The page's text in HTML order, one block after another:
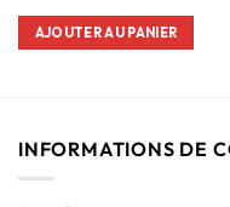
AJOUTER AU PANIER
INFORMATIONS DE